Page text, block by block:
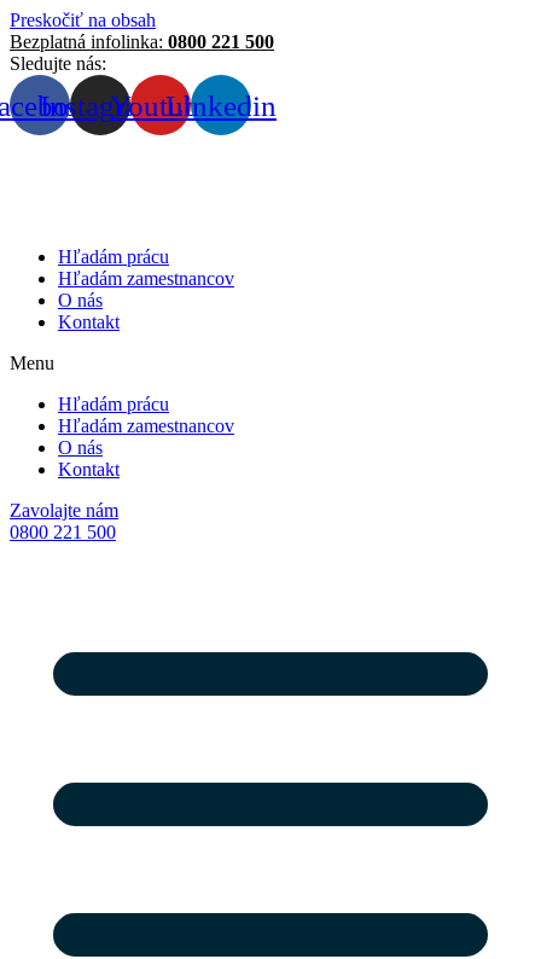
Preskočiť na obsah
Bezplatná infolinka: 0800 221 500
Sledujte nás:
InstagramYoutubeLinkedin
Hľadám prácu
Hľadám zamestnancov
O nás
Kontakt
Menu
Hľadám prácu
Hľadám zamestnancov
O nás
Kontakt
Zavolajte nám
0800 221 500